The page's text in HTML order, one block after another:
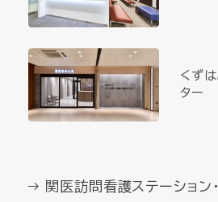
くず
ター
関医訪問看護ステーション